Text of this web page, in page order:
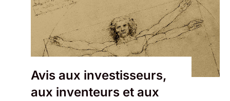
Avis aux investisseurs,
aux inventeurs et aux